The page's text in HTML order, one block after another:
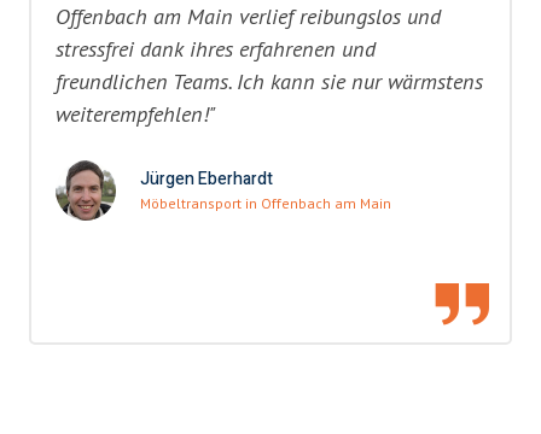
Offenbach am Main verlief reibungslos und
stressfrei dank ihres erfahrenen und
freundlichen Teams. Ich kann sie nur wärmstens
weiterempfehlen!"
Jürgen Eberhardt
Möbeltransport in Offenbach am Main